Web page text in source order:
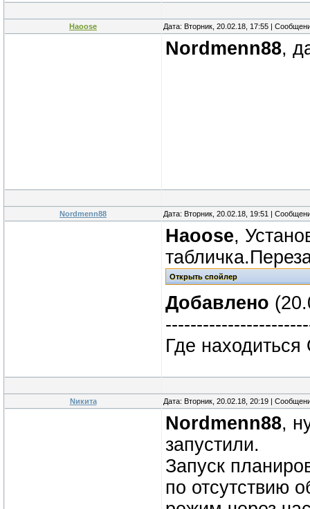
Haoose Дата: Вторник, 20.02.18, 17:55 |
Nordmenn88,
Nordmenn88 Дата: Вторник, 20.02.18, 19:51 |
Haoose,
Добавлено
Где
Nикита Дата: Вторник, 20.02.18, 20:19 |
Nordmenn88,
запустили.
Запуск
по отсутствию